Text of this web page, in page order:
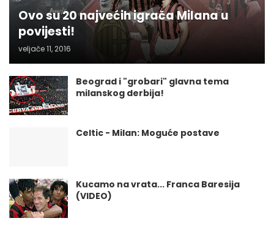
Ovo su 20 najvećih igrača Milana u
povijesti!
veljače 11, 2016
Beograd i "grobari" glavna tema
milanskog derbija!
Celtic - Milan: Moguće postave
Kucamo na vrata... Franca Baresija
(VIDEO)